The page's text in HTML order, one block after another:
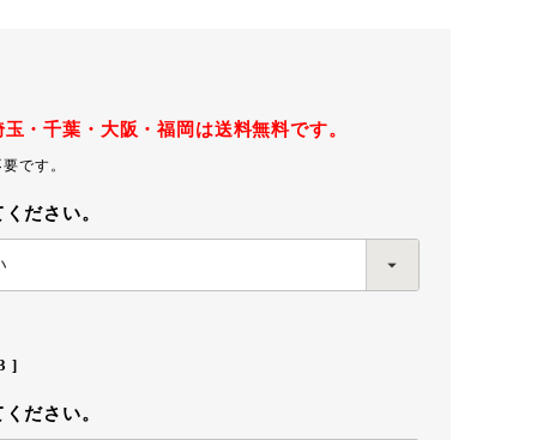
・千葉・大阪・福岡は送料無料です。
です。
ださい。
ださい。